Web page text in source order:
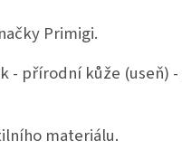
Primigi.
- přírodní kůže (useň)
materiálu.